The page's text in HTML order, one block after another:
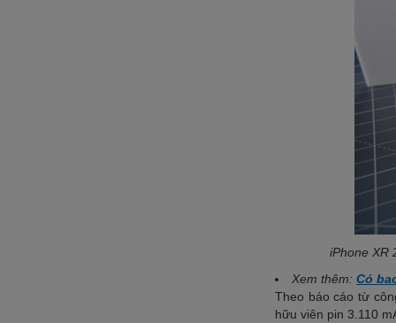
iPhone XR
Xem thêm: Có
Theo báo cáo từ
hữu viên pin 3.110